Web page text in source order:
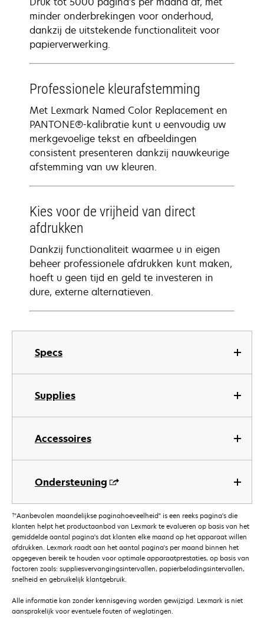
Specs
Supplies
Accessoires
Ondersteuning
minder onderbrekingen voor onderhoud,
dankzij de uitstekende functionaliteit voor
papierverwerking.
Professionele kleurafstemming
Met Lexmark Named Color Replacement en
PANTONE®-kalibratie kunt u eenvoudig uw
merkgevoelige tekst en afbeeldingen
consistent presenteren dankzij nauwkeurige
afstemming van uw kleuren.
Kies voor de vrijheid van direct
afdrukken
Dankzij functionaliteit waarmee u in eigen
beheer professionele afdrukken kunt maken,
hoeft u geen tijd en geld te investeren in
dure, externe alternatieven.
†"Aanbevolen maandelijkse paginahoeveelheid" is een reeks pagina's die
klanten helpt het productaanbod van Lexmark te evalueren op basis van het
gemiddelde aantal pagina's dat klanten elke maand op het apparaat willen
afdrukken. Lexmark raadt aan het aantal pagina's per maand binnen het
opgegeven bereik te houden voor optimale apparaatprestaties, op basis van
factoren zoals: suppliesvervangingsintervallen, papierbeladingsintervallen,
snelheid en gebruikelijk klantgebruik.
Alle informatie kan zonder kennisgeving worden gewijzigd. Lexmark is niet
aansprakelijk voor eventuele fouten of weglatingen.